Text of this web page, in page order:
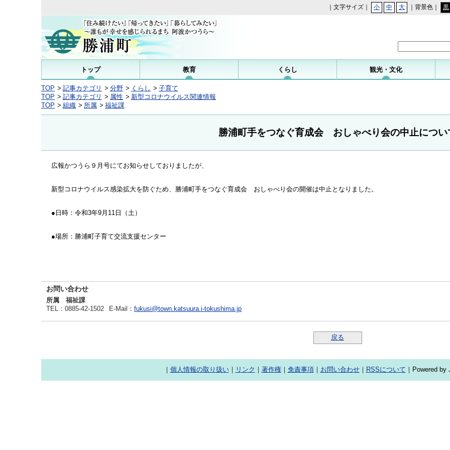
｜文字サイズ｜ 小 中 大 ｜背景色｜ 黒
トップ 教育 くらし 観光・文化
TOP 記事カテゴリ 分野 くらし
子育て
TOP
記事カテゴリ 属性
新型コロナウイルス関連情報
TOP
組織 所属 福祉課
勝浦町手をつなぐ育成会 おしゃべり会の中止につい
広報かつうら９月号にてお知らせしておりましたが、
新型コロナウイルス感染拡大を防ぐため、勝浦町手をつなぐ育成会 おしゃべり会の開催は中止となりました。
●日時：令和3年9月11日（土）
●場所：勝浦町子育て交流支援センター
お問い合わせ
所属 福祉課
TEL ：0885-42-1502 E-Mail ： fukusi@town.katsuura.i-tokushima.jp
戻る
｜ 個人情報の取り扱い｜ リンク ｜ 著作権｜ 免責事項｜ お問い合わせ｜ RSSについて ｜Powered by